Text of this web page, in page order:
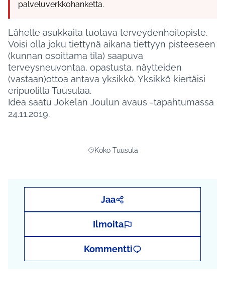
palveluverkkohanketta.
Lähelle asukkaita tuotava terveydenhoitopiste.
Voisi olla joku tiettynä aikana tiettyyn pisteeseen
(kunnan osoittama tila) saapuva
terveysneuvontaa, opastusta, näytteiden
(vastaan)ottoa antava yksikkö. Yksikkö kiertäisi
eripuolilla Tuusulaa.
Idea saatu Jokelan Joulun avaus -tapahtumassa
24.11.2019.
Rajaa tulokset aihepiirin mukaan: Koko
Koko Tuusula
Jaa
Ilmoita
Kommentti